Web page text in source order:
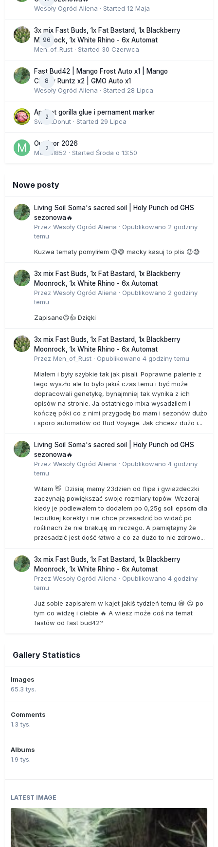
Wesoły Ogród Aliena · Started 12 Maja
96
3x mix Fast Buds, 1x Fat Bastard, 1x Blackberry
Moonrock, 1x White Rhino - 6x Automat
Men_of_Rust · Started 30 Czerwca
8
Fast Bud42 | Mango Frost Auto x1 | Mango
Cherry Runtz x2 | GMO Auto x1
Wesoły Ogród Aliena · Started 28 Lipca
2
Apricot gorilla glue i pernament marker
SweetDonut · Started 29 Lipca
2
Outdoor 2026
Marcel852 · Started Środa o 13:50
Nowe posty
Living Soil Soma's sacred soil | Holy Punch od GHS
sezonowa🔥
Przez Wesoły Ogród Aliena · Opublikowano 2 godziny
temu
Kuzwa tematy pomyliłem 😉😅 macky kasuj to plis 😉😅
3x mix Fast Buds, 1x Fat Bastard, 1x Blackberry
Moonrock, 1x White Rhino - 6x Automat
Przez Wesoły Ogród Aliena · Opublikowano 2 godziny
temu
Zapisane😉👍 Dzięki
3x mix Fast Buds, 1x Fat Bastard, 1x Blackberry
Moonrock, 1x White Rhino - 6x Automat
Przez Men_of_Rust · Opublikowano 4 godziny temu
Miałem i były szybkie tak jak pisali. Poprawne palenie z
tego wyszło ale to było jakiś czas temu i być może
dopracowali genetykę, bynajmniej tak wynika z ich
opisów na stronie. Ja ostatniego mixa wysadzilem i
kończę póki co z nimi przygodę bo mam i sezonów dużo
i sporo automatów od Bud Voyage. Jak chcesz dużo i...
Living Soil Soma's sacred soil | Holy Punch od GHS
sezonowa🔥
Przez Wesoły Ogród Aliena · Opublikowano 4 godziny
temu
Witam 👋 Dzisiaj mamy 23dzien od flipa i gwiazdeczki
zaczynają powiększać swoje rozmiary topów. Wczoraj
kiedy je podlewałem to dodałem po 0,25g soli epsom dla
leciutkiej korekty i nie chce przesadzić bo widać po
roślinach że nie brakuję im niczego. A pamiętajmy że
przesadzić jest dość łatwo a co za dużo to nie zdrowo...
3x mix Fast Buds, 1x Fat Bastard, 1x Blackberry
Moonrock, 1x White Rhino - 6x Automat
Przez Wesoły Ogród Aliena · Opublikowano 4 godziny
temu
Już sobie zapisałem w kajet jakiś tydzień temu 😅 😉 po
tym co widzę i ciebie 🔥 A wiesz może coś na temat
fastów od fast bud42?
Gallery Statistics
Images
65.3 tys.
Comments
1.3 tys.
Albums
1.9 tys.
LATEST IMAGE